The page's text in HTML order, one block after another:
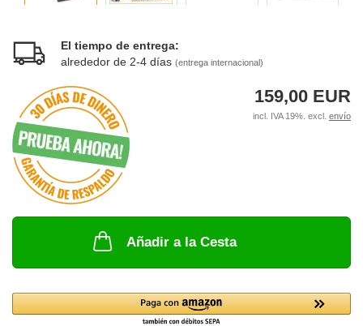
El tiempo de entrega:
alrededor de 2-4 días (entrega internacional)
159,00 EUR
incl. IVA 19%. excl. envío
Añadir a la Cesta